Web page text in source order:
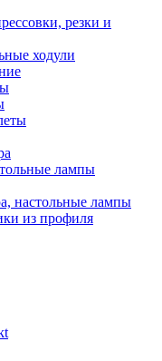
резки и
ходули
лампы
настольные лампы
из профиля